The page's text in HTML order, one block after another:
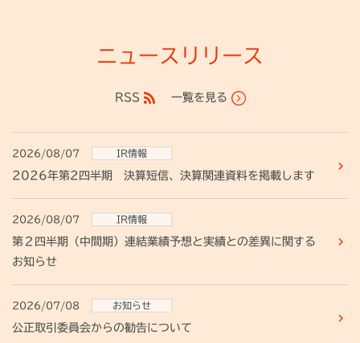
ニュースリリース
RSS 一覧を見る
2026/08/07 IR情報
2026年第2四半期 決算短信、決算関連資料を掲載します
2026/08/07 IR情報
第２四半期（中間期）連結業績予想と実績との差異に関する
お知らせ
2026/07/08 お知らせ
公正取引委員会からの勧告について